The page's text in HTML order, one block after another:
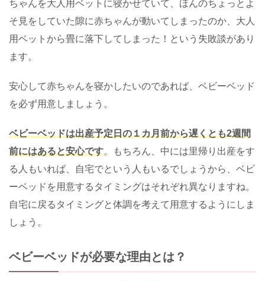
ちゃんを大人用ベットに寝かせていて、ほんのちょっとよ
そ見をしていた隙に赤ちゃんが動いてしまったのか、大人
用ベットから畳に落下してしまった！という失敗談があり
ます。
安心して赤ちゃんを寝かしたいのであれば、ベビーベッド
を必ず用意しましょう。
ベビーベッドは出産予定日の１カ月前から遅くとも2週間
前にはあると安心です。もちろん、中には里帰り出産をす
る人もいれば、自宅でという人もいるでしょうから、ベビ
ーベッドを用意するタイミングはそれぞれ異なりますね。
自宅に戻るタイミングと体調を考えて用意するようにしま
しょう。
ベビーベッドが必要な理由とは？